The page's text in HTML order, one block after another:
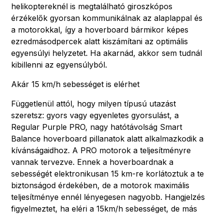
helikoptereknél is megtalálható giroszkópos
érzékelők gyorsan kommunikálnak az alaplappal és
a motorokkal, így a hoverboard bármikor képes
ezredmásodpercek alatt kiszámítani az optimális
egyensúlyi helyzetet. Ha akarnád, akkor sem tudnál
kibillenni az egyensúlyból.
Akár 15 km/h sebességet is elérhet
Függetlenül attól, hogy milyen típusú utazást
szeretsz: gyors vagy egyenletes gyorsulást, a
Regular Purple PRO, nagy hatótávolság Smart
Balance hoverboard pillanatok alatt alkalmazkodik a
kívánságaidhoz. A PRO motorok a teljesítményre
vannak tervezve. Ennek a hoverboardnak a
sebességét elektronikusan 15 km-re korlátoztuk a te
biztonságod érdekében, de a motorok maximális
teljesítménye ennél lényegesen nagyobb. Hangjelzés
figyelmeztet, ha eléri a 15km/h sebességet, de más